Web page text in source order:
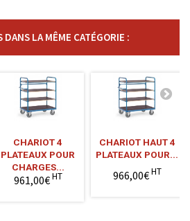
LA MÊME CATÉGORIE :
CHARIOT 4
PLATEAUX POUR
CHARGES...
961,00€HT
CHARIOT HAUT 4
PLATEAUX POUR...
966,00€HT